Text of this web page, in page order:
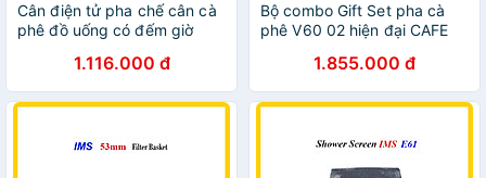
Cân điện tử pha chế cân cà
phê đồ uống có đếm giờ
1.116.000 đ
Bộ combo Gift Set pha cà
phê V60 02 hiện đại CAFE
1.855.000 đ